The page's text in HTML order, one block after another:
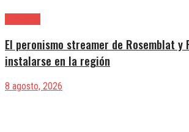
El peronismo streamer de Rosemblat y
instalarse en la región
8 agosto, 2026